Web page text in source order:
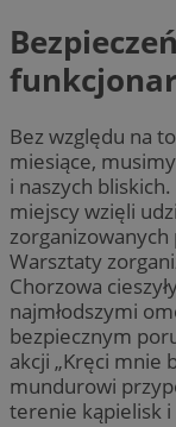
Bez względu na
miesiące,
i naszych
miejscy wzięli
zorganizowanych
Warsztaty
Chorzowa
najmłodszymi
bezpiecznym
akcji „Kręci mnie
mundurowi
terenie kąpielisk